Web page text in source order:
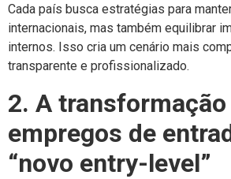
Cada país busca estratégias para
internacionais, mas também equilibrar
internos. Isso cria um cenário mais
transparente e profissionalizado.
2. A
empregos de
“novo entry-level”